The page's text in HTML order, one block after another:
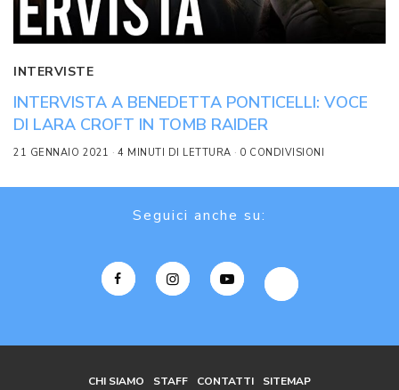
INTERVISTE
INTERVISTA A BENEDETTA PONTICELLI: VOCE
DI LARA CROFT IN TOMB RAIDER
21 GENNAIO 2021 4 MINUTI DI LETTURA 0 CONDIVISIONI
Seguici anche su:
CHI SIAMO STAFF CONTATTI SITEMAP